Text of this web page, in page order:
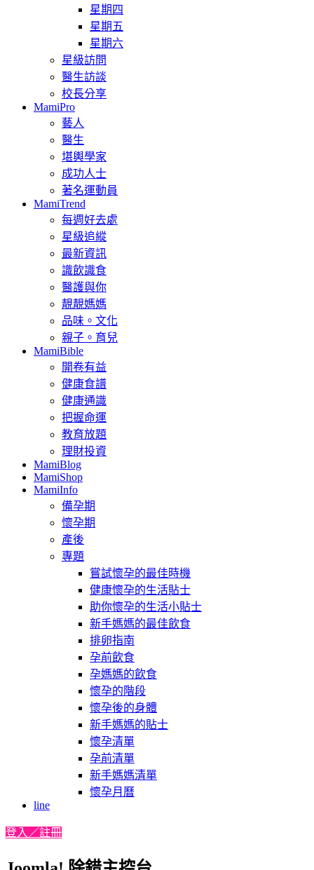
星期四
星期五
星期六
星級訪問
醫生訪談
校長分享
MamiPro
藝人
醫生
堪輿學家
成功人士
著名運動員
MamiTrend
每週好去處
星級追縱
最新資訊
識飲識食
醫護與你
靚靚媽媽
品味。文化
親子。育兒
MamiBible
開卷有益
健康食譜
健康通識
把握命運
教育放題
理財投資
MamiBlog
MamiShop
MamiInfo
備孕期
懷孕期
產後
專題
嘗試懷孕的最佳時機
健康懷孕的生活貼士
助你懷孕的生活小貼士
新手媽媽的最佳飲食
排卵指南
孕前飲食
孕媽媽的飲食
懷孕的階段
懷孕後的身體
新手媽媽的貼士
懷孕清單
孕前清單
新手媽媽清單
懷孕月曆
line
登入／註冊